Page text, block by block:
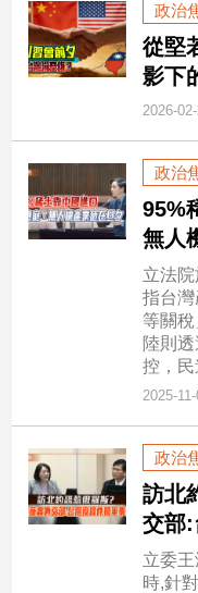
投
【我
的
觀
政治
從堅
影下
2026-
政治
95%
無人
立法
指台
等關
陸則
控，民
2025-
政治
訪北
交部:
立委
時,針